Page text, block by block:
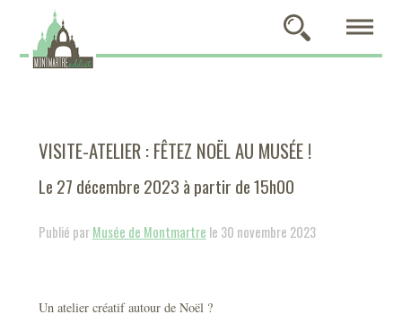
VISITE-ATELIER : FÊTEZ NOËL AU MUSÉE !
Le 27 décembre 2023 à partir de 15h00
Publié parMusée de Montmartre le 30 novembre 2023
Un atelier créatif autour de Noël ?